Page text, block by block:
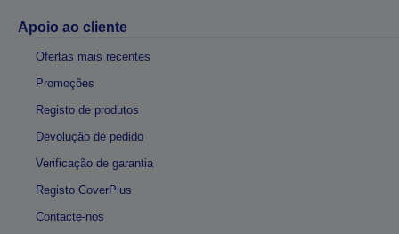
Apoio ao cliente
Ofertas mais recentes
Promoções
Registo de produtos
Devolução de pedido
Verificação de garantia
Registo CoverPlus
Contacte-nos